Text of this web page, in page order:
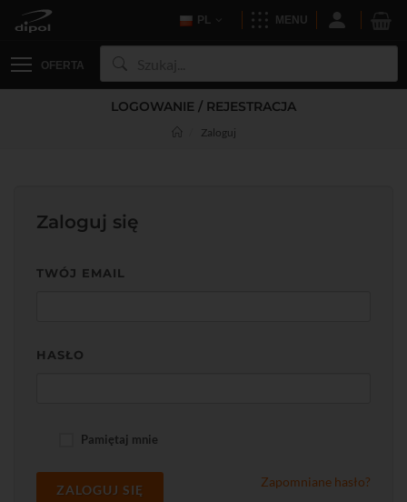
PL MENU
OFERTA
LOGOWANIE / REJESTRACJA
Zaloguj
Zaloguj się
TWÓJ EMAIL
HASŁO
Pamiętaj mnie
ZALOGUJ SIĘ
Zapomniane hasło?